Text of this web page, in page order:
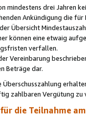
mindestens drei Jahren
Ankündigung die
Übersicht
können eine etwaig
verfallen.
Vereinbarung
Beträge dar.
zahlbaren Vergütung zu
die Teilnahme